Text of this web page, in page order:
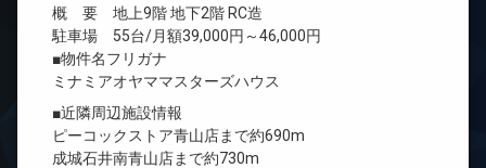
概 要 地上9階 地下2階 RC造
駐車場 55台/月額39,000円～46,000円
■物件名フリガナ
ミナミアオヤママスターズハウス
■近隣周辺施設情報
ピーコックストア青山店まで約690m
成城石井南青山店まで約730m